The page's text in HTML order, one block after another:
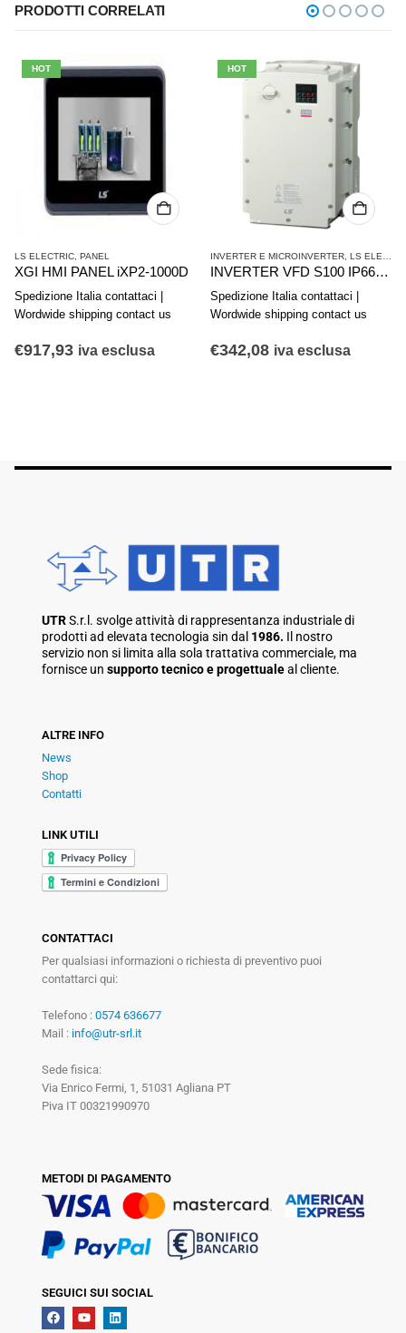
PRODOTTI CORRELATI
HOT
LS ELECTRIC PANEL
XGI HMI PANEL iXP2-1000D
Spedizione Italia contattaci |
Wordwide shipping contact us
€917,93 iva esclusa
HOT
INVERTER E MICROINVERTER LS ELECTRIC
INVERTER VFD S100 IP66 LSLV0008S100-4EXFNS
Spedizione Italia contattaci |
Wordwide shipping contact us
€342,08 iva esclusa
UTRS.r.l. svolge attività di rappresentanza industriale di
prodotti ad elevata tecnologia sin dal 1986. Il nostro
servizio non si limita alla sola trattativa commerciale, ma
fornisce un supporto tecnico e progettualeal cliente.
ALTRE INFO
News
Shop
Contatti
LINK UTILI
CONTATTACI
Per qualsiasi informazioni o richiesta di preventivo puoi
contattarci qui:
Telefono : 0574 636677
Mail : info@utr-srl.it
Sede fisica:
Via Enrico Fermi, 1, 51031 Agliana PT
Piva IT 00321990970
METODI DI PAGAMENTO
SEGUICI SUI SOCIAL